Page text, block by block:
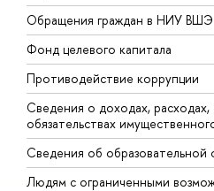
Обращения граждан в НИУ ВШЭ
Фонд целевого капитала
Противодействие коррупции
Сведения о доходах,
обязательствах
Сведения об образовательной
Людям с ограниченными